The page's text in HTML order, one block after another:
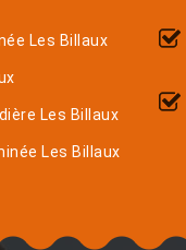
Les Billaux
Les Billaux
Les Billaux